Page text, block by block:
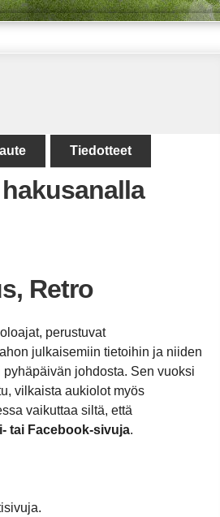
Tiedotteet
Retro
perustuvat
julkaisemiin tietoihin ja niiden
johdosta. Sen vuoksi
vilkaista aukiolot myös
vaikuttaa siltä, että
tai Facebook-sivuja.